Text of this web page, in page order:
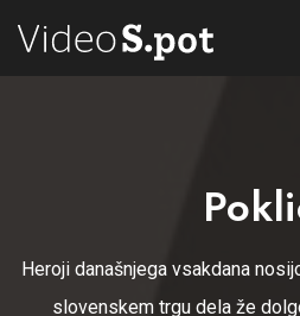
Heroji današnjega vsakdana
slovenskem trgu dela že